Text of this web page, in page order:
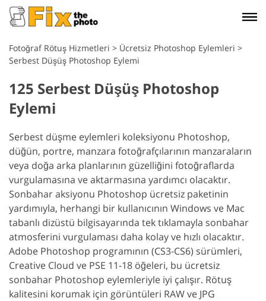
Fotoğraf Rötuş Hizmetleri > Ücretsiz Photoshop Eylemleri >
Serbest Düşüş Photoshop Eylemi
125 Serbest Düşüş Photoshop
Eylemi
Serbest düşme eylemleri koleksiyonu Photoshop,
düğün, portre, manzara fotoğrafçılarının manzaraların
veya doğa arka planlarının güzelliğini fotoğraflarda
vurgulamasına ve aktarmasına yardımcı olacaktır.
Sonbahar aksiyonu Photoshop ücretsiz paketinin
yardımıyla, herhangi bir kullanıcının Windows ve Mac
tabanlı dizüstü bilgisayarında tek tıklamayla sonbahar
atmosferini vurgulaması daha kolay ve hızlı olacaktır.
Adobe Photoshop programının (CS3-CS6) sürümleri,
Creative Cloud ve PSE 11-18 öğeleri, bu ücretsiz
sonbahar Photoshop eylemleriyle iyi çalışır. Rötuş
kalitesini korumak için görüntüleri RAW ve JPG